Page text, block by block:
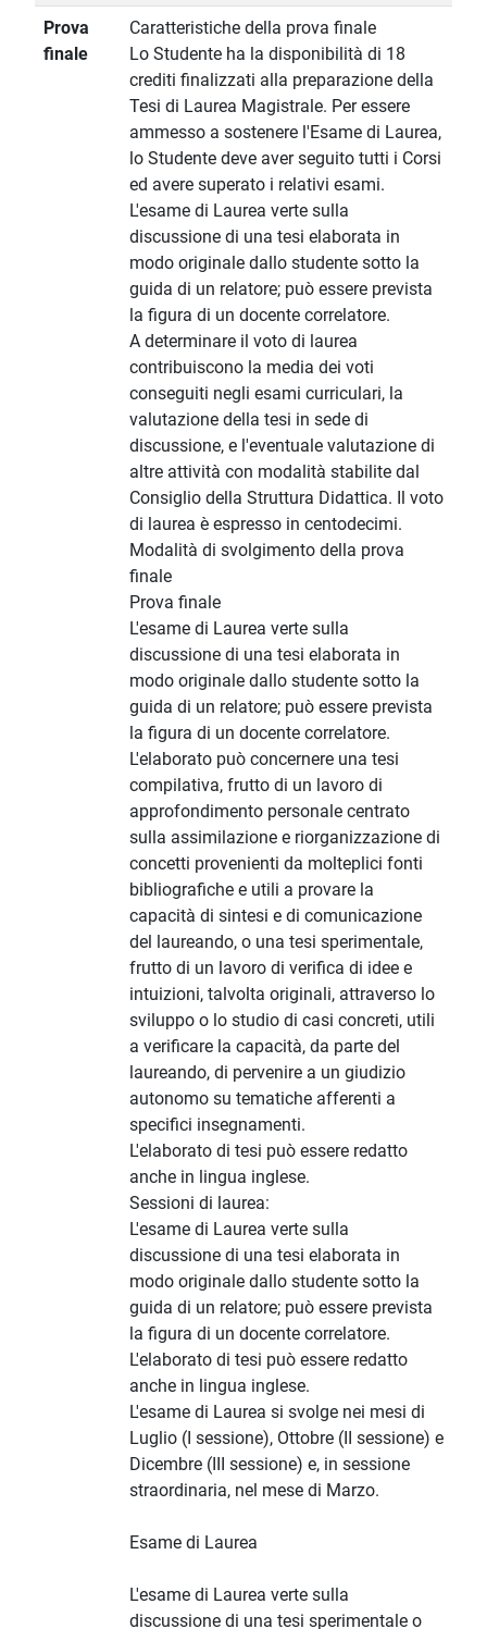
Prova
finale
Caratteristiche della prova finale
Lo Studente ha la disponibilità di 18
crediti finalizzati alla preparazione della
Tesi di Laurea Magistrale. Per essere
ammesso a sostenere l'Esame di Laurea,
lo Studente deve aver seguito tutti i Corsi
ed avere superato i relativi esami.
L'esame di Laurea verte sulla
discussione di una tesi elaborata in
modo originale dallo studente sotto la
guida di un relatore; può essere prevista
la figura di un docente correlatore.
A determinare il voto di laurea
contribuiscono la media dei voti
conseguiti negli esami curriculari, la
valutazione della tesi in sede di
discussione, e l'eventuale valutazione di
altre attività con modalità stabilite dal
Consiglio della Struttura Didattica. Il voto
di laurea è espresso in centodecimi.
Modalità di svolgimento della prova
finale
Prova finale
L'esame di Laurea verte sulla
discussione di una tesi elaborata in
modo originale dallo studente sotto la
guida di un relatore; può essere prevista
la figura di un docente correlatore.
L'elaborato può concernere una tesi
compilativa, frutto di un lavoro di
approfondimento personale centrato
sulla assimilazione e riorganizzazione di
concetti provenienti da molteplici fonti
bibliografiche e utili a provare la
capacità di sintesi e di comunicazione
del laureando, o una tesi sperimentale,
frutto di un lavoro di verifica di idee e
intuizioni, talvolta originali, attraverso lo
sviluppo o lo studio di casi concreti, utili
a verificare la capacità, da parte del
laureando, di pervenire a un giudizio
autonomo su tematiche afferenti a
specifici insegnamenti.
L'elaborato di tesi può essere redatto
anche in lingua inglese.
Sessioni di laurea:
L'esame di Laurea verte sulla
discussione di una tesi elaborata in
modo originale dallo studente sotto la
guida di un relatore; può essere prevista
la figura di un docente correlatore.
L'elaborato di tesi può essere redatto
anche in lingua inglese.
L'esame di Laurea si svolge nei mesi di
Luglio (I sessione), Ottobre (II sessione) e
Dicembre (III sessione) e, in sessione
straordinaria, nel mese di Marzo.
Esame di Laurea
L'esame di Laurea verte sulla
discussione di una tesi sperimentale o